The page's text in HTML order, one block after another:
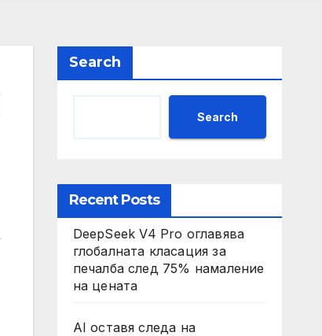
Search
Search
Recent Posts
DeepSeek V4 Pro оглавява
глобалната класация за
печалба след 75% намаление
на цената
AI оставя следа на